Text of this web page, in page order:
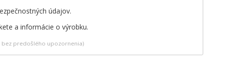
údajov.
a informácie o výrobku.
predošlého upozornenia)